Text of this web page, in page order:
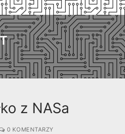
z NASa
0 KOMENTARZY